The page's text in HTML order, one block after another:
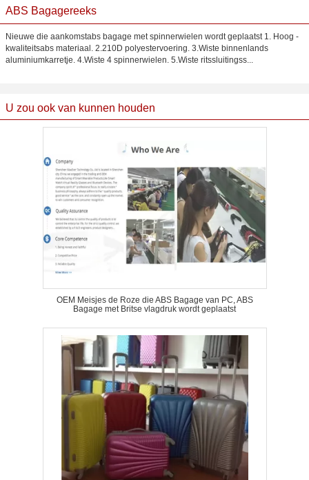
ABS Bagagereeks
Nieuwe die aankomstabs bagage met spinnerwielen wordt geplaatst 1. Hoog -
kwaliteitsabs materiaal. 2.210D polyestervoering. 3.Wiste binnenlands
aluminiumkarretje. 4.Wiste 4 spinnerwielen. 5.Wiste ritssluitingss...
U zou ook van kunnen houden
OEM Meisjes de Roze die ABS Bagage van PC, ABS
Bagage met Britse vlagdruk wordt geplaatst